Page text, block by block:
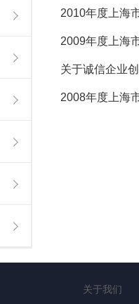
2010年度上海
2009年度上海
关于诚信企业
2008年度上海
关于我们